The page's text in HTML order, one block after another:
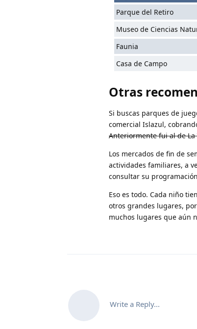
Parque del Retiro
Museo de Ciencias
Faunia
Casa de Campo
Otras
Si buscas parques de
comercial Islazul,
Anteriormente fui al de
Los mercados de fin de
actividades familiares, a
consultar su
Eso es todo. Cada niño
otros grandes lugares,
muchos lugares que aún
Write a Reply...